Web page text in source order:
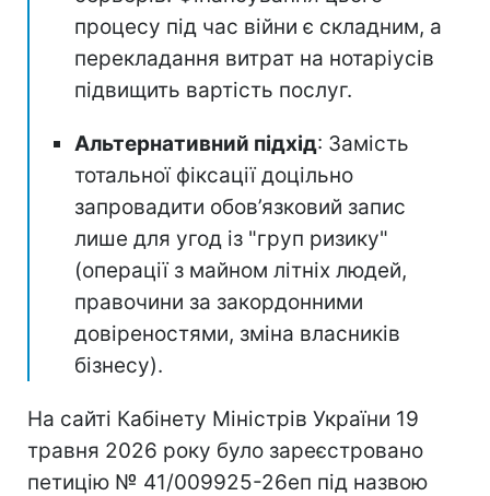
процесу під час війни є складним, а
перекладання витрат на нотаріусів
підвищить вартість послуг.
Альтернативний підхід: Замість
тотальної фіксації доцільно
запровадити обов’язковий запис
лише для угод із "груп ризику"
(операції з майном літніх людей,
правочини за закордонними
довіреностями, зміна власників
бізнесу).
На сайті Кабінету Міністрів України 19
травня 2026 року було зареєстровано
петицію № 41/009925-26еп під назвою